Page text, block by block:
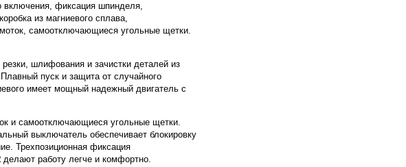
включения, фиксация шпинделя,
из магниевого сплава,
самоотключающиеся угольные щетки.
шлифования и зачистки деталей из
пуск и защита от случайного
имеет мощный надежный двигатель с
и самоотключающиеся угольные щетки.
выключатель обеспечивает блокировку
Трехпозиционная фиксация
делают работу легче и комфортно.